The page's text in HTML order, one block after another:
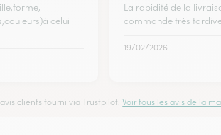
celui
La rapidité de la
commande très
19/02/2026
clients fourni via Trustpilot.Voir tous les avis de la